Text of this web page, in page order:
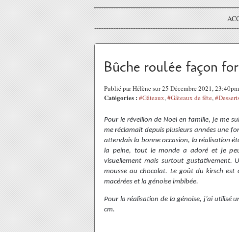
Bûche roulée façon
Publié par Hélène sur 25 Décembre 2021, 23:40pm
Catégories : #Gâteaux,#Gâteaux de fête,
Pour le réveillon de Noël en famille, je me
me réclamait depuis plusieurs années une
attendais la bonne occasion, la réalisation
la peine, tout le monde a adoré et je
visuellement mais surtout gustativement.
mousse au chocolat. Le goût du kirsch est
macérées et la génoise imbibée.
Pour la réalisation de la génoise, j’ai utilisé
cm.